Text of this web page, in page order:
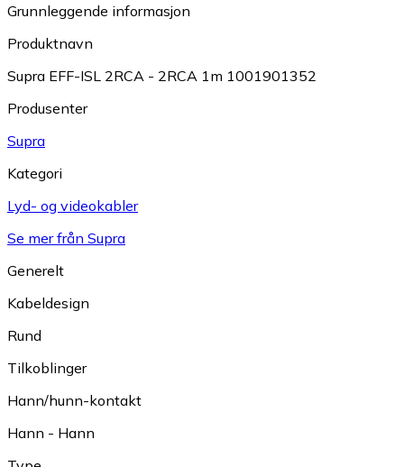
Grunnleggende informasjon
Produktnavn
Supra EFF-ISL 2RCA - 2RCA 1m 1001901352
Produsenter
Supra
Kategori
Lyd- og videokabler
Se mer från Supra
Generelt
Kabeldesign
Rund
Tilkoblinger
Hann/hunn-kontakt
Hann - Hann